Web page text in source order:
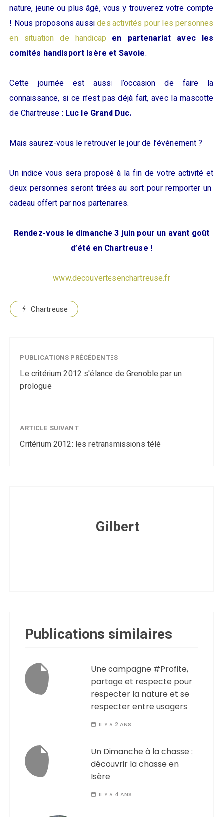
nature, jeune ou plus âgé, vous y trouverez votre compte
! Nous proposons aussides activités pour les personnes
en situation de handicap en partenariat avec les
comités handisport Isère et Savoie.
Cette journée est aussi l’occasion de faire la
connaissance, si ce n’est pas déjà fait, avec la mascotte
de Chartreuse : Luc le Grand Duc.
Mais saurez-vous le retrouver le jour de l’événement ?
Un indice vous sera proposé à la fin de votre activité et
deux personnes seront tirées au sort pour remporter un
cadeau offert par nos partenaires.
Rendez-vous le dimanche 3 juin pour un avant goût
d’été en Chartreuse !
www.decouvertesenchartreuse.fr
Chartreuse
PUBLICATIONS PRÉCÉDENTES
Le critérium 2012 s'élance de Grenoble par un
prologue
ARTICLE SUIVANT
Critérium 2012: les retransmissions télé
Gilbert
Publications similaires
Une campagne #Profite,
partage et respecte pour
respecter la nature et se
respecter entre usagers
IL Y A 2 ANS
Un Dimanche à la chasse :
découvrir la chasse en
Isère
IL Y A 4 ANS